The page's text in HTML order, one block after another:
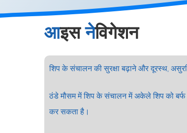
आइस नेविगेशन
शिप के संचालन की सुरक्षा बढ़ाने और दूरस्थ,
ठंडे मौसम में शिप के संचालन में अकेले शिप को बर्फ
कर सकता है।